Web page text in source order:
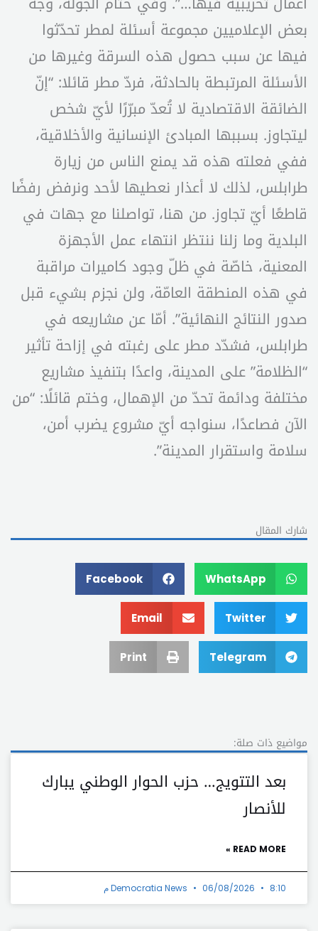
بعض الإعلاميين مجموعة أسئلة لمطر تحدّثوا
فيها عن سبب حصول هذه السرقة وغيرها من
الأسئلة المرتبطة بالحادثة، فردّ مطر قائلا: “إنّ
الضائقة الاقتصادية لا تُعدّ مبرّرًا لأيّ شخص
ليتجاوز. بسببها المبادئ الإنسانية والأخلاقية،
ففي فعلته هذه قد يمنع الناس من زيارة
طرابلس، لذلك لا أعذار نعطيها لأحد ونرفض رفضًا
قاطعًا أيّ تجاوز. من هنا، تواصلنا مع جهات في
البلدية وما زلنا ننتظر انتهاء عمل الأجهزة
المعنية، خاصّة في ظلّ وجود كاميرات مراقبة
في هذه المنطقة العامّة، ولن نجزم بشيء قبل
صدور النتائج النهائية”. أمّا عن مشاريعه في
طرابلس، فشدّد مطر على رغبته في إزاحة تأثير
“الظلامة” على المدينة، واعدًا بتنفيذ مشاريع
مختلفة ودائمة تحدّ من الإهمال، وختم قائلًا: “من
الآن فصاعدًا، سنواجه أيّ مشروع يضرب أمن،
سلامة واستقرار المدينة”.
شارك المقال
WhatsApp
Facebook
Twitter
Email
Telegram
Print
مواضيع ذات صلة:
بعد التتويج… حزب الحوار الوطني يبارك
للأنصار
READ MORE »
Democratia News 06/08/2026 8:10 م